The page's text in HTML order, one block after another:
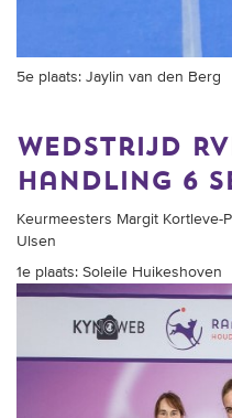
5e plaats: Jaylin van den Berg
Wedstrijd
Handling 6
Keurmeesters Margit Kortleve-
Ulsen
1e plaats: Soleile Huikeshoven